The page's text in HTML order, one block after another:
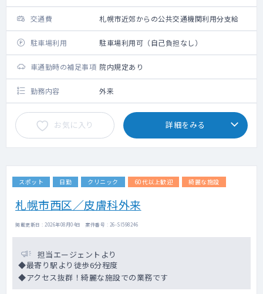
交通費 札幌市近郊からの公共交通機関利用分支給
駐車場利用 駐車場利用可（自己負担なし）
車通勤時の補足事項 院内規定あり
勤務内容 外来
お気に入り 詳細をみる
スポット 日勤 クリニック 60代以上歓迎 綺麗な施設
札幌市西区／皮膚科外来
掲載更新日 : 2026年08月04日 案件番号 : 26-SI598246
担当エージェントより
◆最寄り駅より徒歩6分程度
◆アクセス抜群！綺麗な施設での業務です